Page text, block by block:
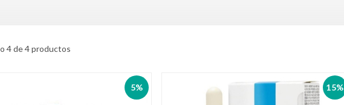
4 de 4 productos
5% 15%